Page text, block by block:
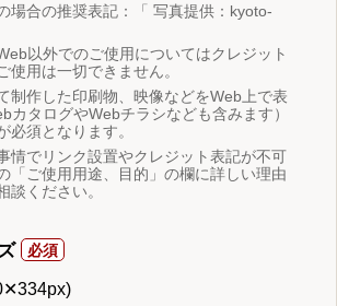
場合の推奨表記：「 写真提供：kyoto-
以外でのご使用についてはクレジット
使用は一切できません。
制作した印刷物、映像などをWeb上で表
カタログやWebチラシなども含みます）
必須となります。
情でリンク設置やクレジット表記が不可
「ご使用用途、目的」の欄に詳しい理由
談ください。